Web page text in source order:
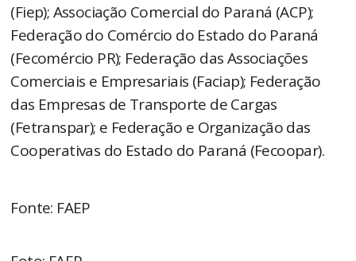
(Fiep); Associação Comercial do Paraná (ACP);
Federação do Comércio do Estado do Paraná
(Fecomércio PR); Federação das Associações
Comerciais e Empresariais (Faciap); Federação
das Empresas de Transporte de Cargas
(Fetranspar); e Federação e Organização das
Cooperativas do Estado do Paraná (Fecoopar).
Fonte: FAEP